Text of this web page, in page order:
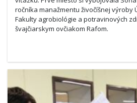
ročníka manažmentu živočíšnej výroby
Fakulty agrobiológie a potravinových
švajčiarskym ovčiakom Rafom.